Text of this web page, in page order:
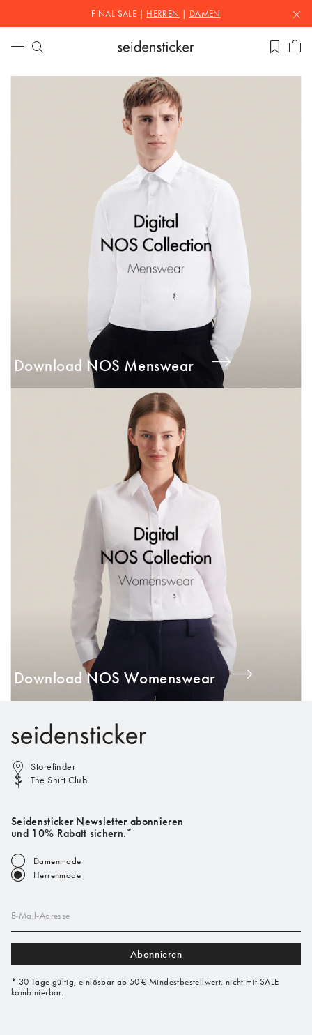
FINAL SALE | HERREN DAMEN
Download NOS Menswear
Download NOS Womenswear
Storefinder
The Shirt Club
Seidensticker Newsletter abonnieren
und 10% Rabatt sichern.*
Damenmode
Herrenmode
E-Mail-Adresse
Abonnieren
* 30 Tage gültig, einlösbar ab 50 € Mindestbestellwert, nicht mit SALE
kombinierbar.